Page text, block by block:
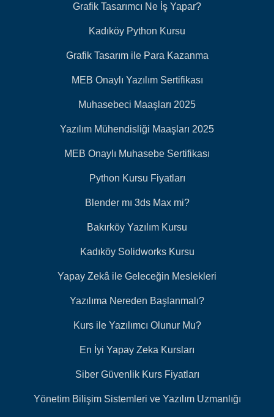
Grafik Tasarımcı Ne İş Yapar?
Kadıköy Python Kursu
Grafik Tasarım ile Para Kazanma
MEB Onaylı Yazılım Sertifikası
Muhasebeci Maaşları 2025
Yazılım Mühendisliği Maaşları 2025
MEB Onaylı Muhasebe Sertifikası
Python Kursu Fiyatları
Blender mı 3ds Max mi?
Bakırköy Yazılım Kursu
Kadıköy Solidworks Kursu
Yapay Zekâ ile Geleceğin Meslekleri
Yazılıma Nereden Başlanmalı?
Kurs ile Yazılımcı Olunur Mu?
En İyi Yapay Zeka Kursları
Siber Güvenlik Kurs Fiyatları
Yönetim Bilişim Sistemleri ve Yazılım Uzmanlığı